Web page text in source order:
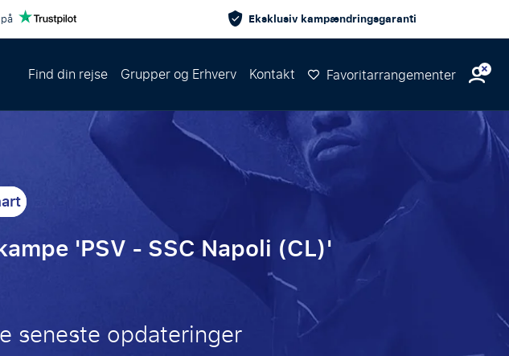
på Eksklusiv kampændringsgaranti
Find din rejse Grupper og Erhverv Kontakt Favoritarrangementer
'PSV - SSC Napoli (CL)'
seneste opdateringer